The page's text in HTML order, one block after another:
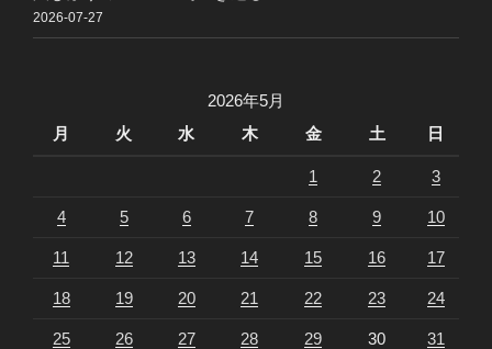
2026-07-27
2026年5月
月
火 水 木 金 土 日
1 2 3
4 5 6 7 8 9 10
11 12 13 14 15 16 17
18 19 20 21 22 23 24
25 26 27 28 29 30 31